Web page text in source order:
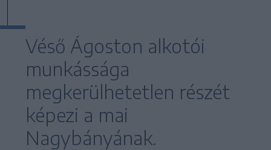
Véső Ágoston alkotói
munkássága
megkerülhetetlen részét
képezi a mai
Nagybányának.